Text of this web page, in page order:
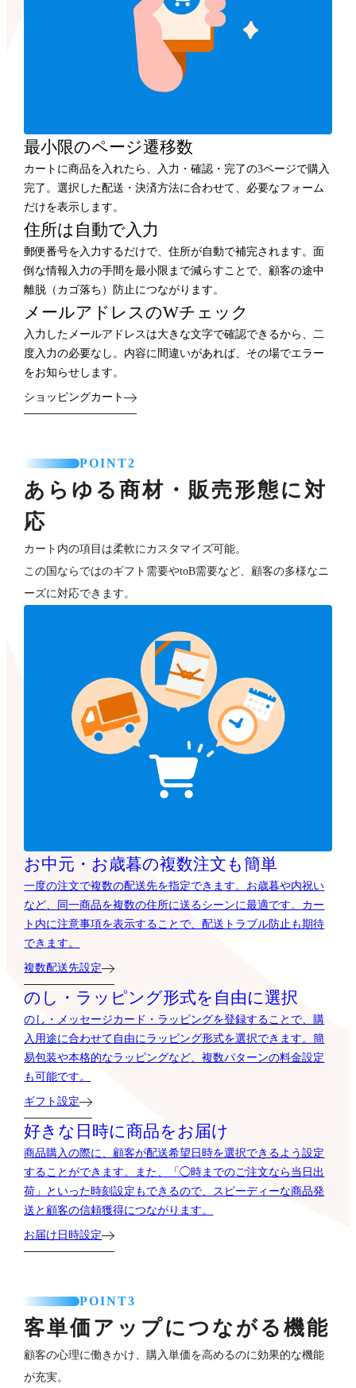
最小限のページ遷移数
カートに商品を入れたら、入力・確認・完了の3ページで購入
完了。選択した配送・決済方法に合わせて、必要なフォーム
だけを表示します。
住所は自動で入力
郵便番号を入力するだけで、住所が自動で補完されます。面
倒な情報入力の手間を最小限まで減らすことで、顧客の途中
離脱（カゴ落ち）防止につながります。
メールアドレスのWチェック
入力したメールアドレスは大きな文字で確認できるから、二
度入力の必要なし。内容に間違いがあれば、その場でエラー
をお知らせします。
ショッピングカート
POINT2
あらゆる商材・販売形態に対
応
カート内の項目は柔軟にカスタマイズ可能。
この国ならではのギフト需要やtoB需要など、顧客の多様なニ
ーズに対応できます。
お中元・お歳暮の複数注文も簡単
一度の注文で複数の配送先を指定できます。お歳暮や内祝い
など、同一商品を複数の住所に送るシーンに最適です。カー
ト内に注意事項を表示することで、配送トラブル防止も期待
できます。
複数配送先設定
のし・ラッピング形式を自由に選択
のし・メッセージカード・ラッピングを登録することで、購
入用途に合わせて自由にラッピング形式を選択できます。簡
易包装や本格的なラッピングなど、複数パターンの料金設定
も可能です。
ギフト設定
好きな日時に商品をお届け
商品購入の際に、顧客が配送希望日時を選択できるよう設定
することができます。また、「◯時までのご注文なら当日出
荷」といった時刻設定もできるので、スピーディーな商品発
送と顧客の信頼獲得につながります。
お届け日時設定
POINT3
客単価アップにつながる機能
顧客の心理に働きかけ、購入単価を高めるのに効果的な機能
が充実。